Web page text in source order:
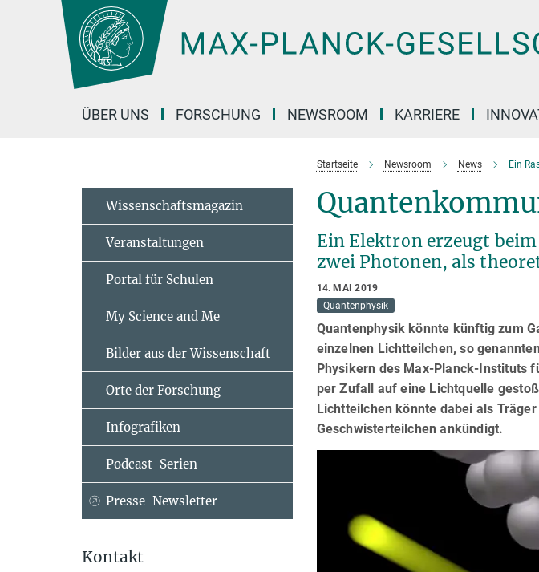
Hauptinhalt
ÜBER UNS FORSCHUNG NEWSROOM KARRIERE
Startseite Newsroom News Ein
Ein Elektron erzeugt
zwei Photonen, als
14. MAI 2019
Quantenphysik
Quantenphysik könnte künftig zum
einzelnen Lichtteilchen, so
Physikern des Max-Planck-Instituts
per Zufall auf eine Lichtquelle
Lichtteilchen könnte dabei als
Geschwisterteilchen ankündigt.
Wissenschaftsmagazin
Veranstaltungen
Portal für Schulen
My Science and Me
Bilder aus der Wissenschaft
Orte der Forschung
Infografiken
Podcast-Serien
Presse-Newsletter
Kontakt